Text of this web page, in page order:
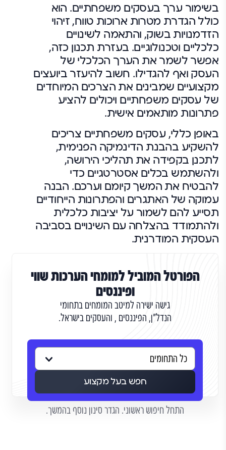
בשימור ערך בעסקים משפחתיים. הוא
כולל הגדרת מטרות ארוכות טווח, זיהוי
הזדמנויות בשוק, והתאמה לשינויים
כלכליים וטכנולוגיים. בעזרת תכנון כזה,
אפשר לשמר את הערך הכלכלי של
העסק ואף להגדילו. חשוב להיעזר ביועצים
מקצועיים שמבינים את הצרכים המיוחדים
של עסקים משפחתיים ויכולים להציע
פתרונות מותאמים אישית.
באופן כללי, עסקים משפחתיים צריכים
להשקיע בהבנת הדינמיקה הפנימית,
לתכנן בקפידה את תהליכי הירושה,
ולהשתמש בכלים אסטרטגיים כדי
להבטיח את המשך קיומם וערכם. הבנה
עמוקה של האתגרים והפתרונות הייחודיים
תסייע להם לשמור על יציבות כלכלית
ולהתמודד בהצלחה עם השינויים בסביבה
העסקית המודרנית.
הפורטל המוביל למומחי הערכות שווי
ופיננסים
גישה ישירה למיטב המומחים בתחומי
הנדל"ן, הפיננסים , והעסקים בישראל.
חפש בעל מקצוע
התחל חיפוש ראשוני. הגדר סינון נוסף בהמשך.